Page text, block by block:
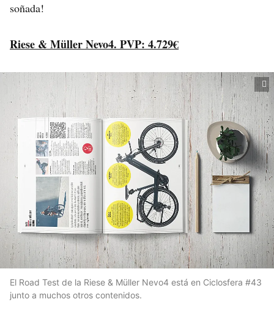
soñada!
Riese & Müller Nevo4. PVP: 4.729€
El Road Test de la Riese & Müller Nevo4 está en Ciclosfera #43
junto a muchos otros contenidos.